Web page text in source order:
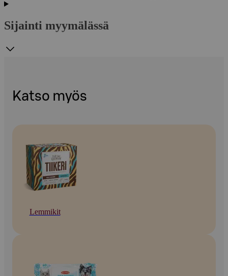
Sijainti myymälässä
Katso myös
Lemmikit